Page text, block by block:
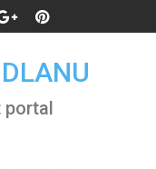
portal